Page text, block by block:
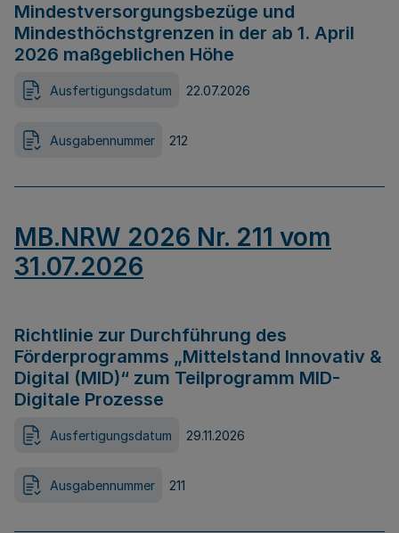
Mindestversorgungsbezüge und
Mindesthöchstgrenzen in der ab 1. April
2026 maßgeblichen Höhe
Ausfertigungsdatum 22.07.2026
Ausgabennummer 212
MB.NRW 2026 Nr. 211 vom
31.07.2026
Richtlinie zur Durchführung des
Förderprogramms „Mittelstand Innovativ &
Digital (MID)“ zum Teilprogramm MID-
Digitale Prozesse
Ausfertigungsdatum 29.11.2026
Ausgabennummer 211